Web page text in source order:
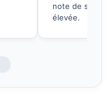
note de
élevée.